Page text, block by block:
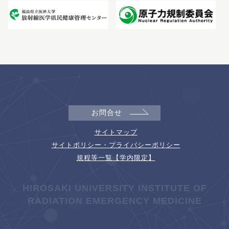
お問合せ
サイトマップ
サイトポリシー・プライバシーポリシー
規程等一覧【学内限定】
HIROSAKI UNIVERSITY INSTITUTE OF
RADIATION EMERGENCY MEDICINE